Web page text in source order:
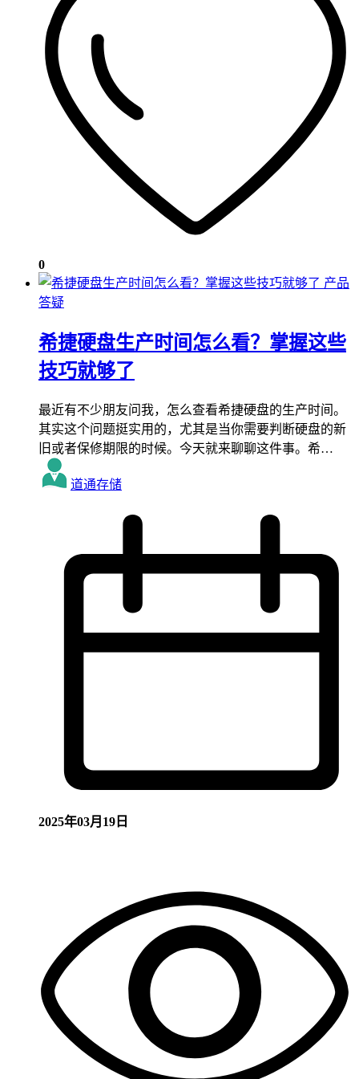
0
产品
答疑
希捷硬盘生产时间怎么看？掌握这些
技巧就够了
最近有不少朋友问我，怎么查看希捷硬盘的生产时间。
其实这个问题挺实用的，尤其是当你需要判断硬盘的新
旧或者保修期限的时候。今天就来聊聊这件事。希…
道通存储
2025年03月19日